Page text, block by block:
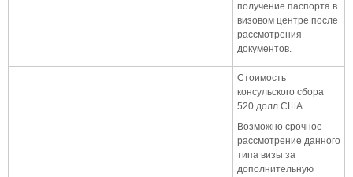
получение паспорта в
визовом центре после
рассмотрения
документов.
Стоимость
консульского сбора
520 долл США.
Возможно срочное
рассмотрение данного
типа визы за
дополнительную